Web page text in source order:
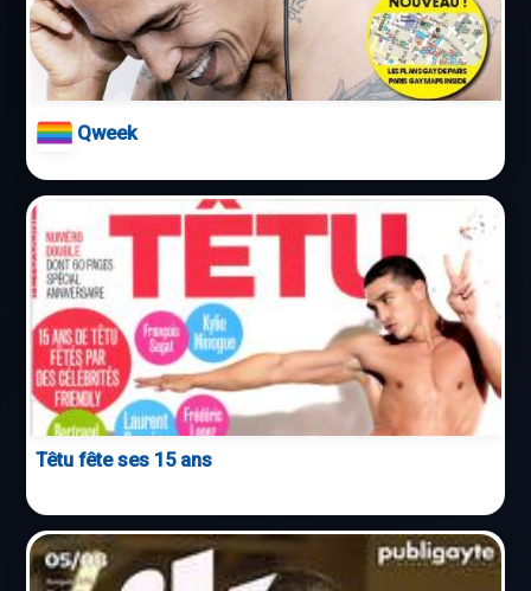
Qweek
Têtu fête ses 15 ans